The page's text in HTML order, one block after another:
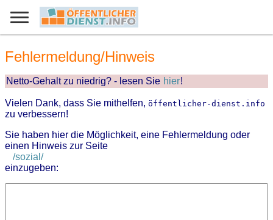
Fehlermeldung/Hinweis
Netto-Gehalt zu niedrig? - lesen Sie hier!
Vielen Dank, dass Sie mithelfen, öffentlicher-dienst.info
zu verbessern!
Sie haben hier die Möglichkeit, eine Fehlermeldung oder
einen Hinweis zur Seite
/sozial/
einzugeben: